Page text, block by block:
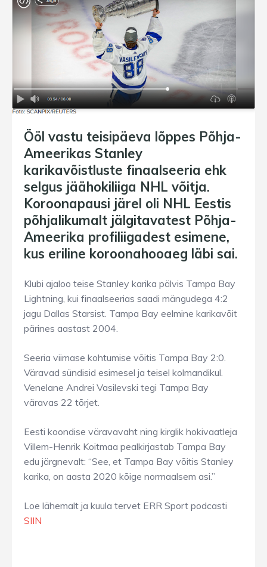
Ööl vastu teisipäeva lõppes Põhja-
Ameerikas Stanley
karikavõistluste finaalseeria ehk
selgus jäähokiliiga NHL võitja.
Koroonapausi järel oli NHL Eestis
põhjalikumalt jälgitavatest Põhja-
Ameerika profiliigadest esimene,
kus eriline koroonahooaeg läbi sai.
Klubi ajaloo teise Stanley karika pälvis Tampa Bay
Lightning, kui finaalseerias saadi mängudega 4:2
jagu Dallas Starsist. Tampa Bay eelmine karikavõit
pärines aastast 2004.
Seeria viimase kohtumise võitis Tampa Bay 2:0.
Väravad sündisid esimesel ja teisel kolmandikul.
Venelane Andrei Vasilevski tegi Tampa Bay
väravas 22 tõrjet.
Eesti koondise väravavaht ning kirglik hokivaatleja
Villem-Henrik Koitmaa pealkirjastab Tampa Bay
edu järgnevalt: “See, et Tampa Bay võitis Stanley
karika, on aasta 2020 kõige normaalsem asi.”
Loe lähemalt ja kuula tervet ERR Sport podcasti
SIIN